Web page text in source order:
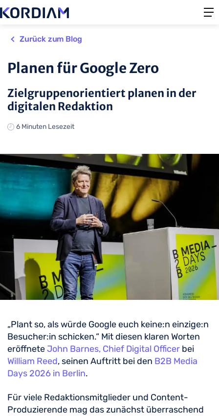
Zurück zum Blog
Planen für Google Zero
Zielgruppenorientiert planen in der
digitalen Redaktion
6 Minuten Lesezeit
„Plant so, als würde Google euch keine:n einzige:n
Besucher:in schicken.“ Mit diesen klaren Worten
eröffneteJohn Barnes, Chief Digital Officer bei
William Reed, seinen Auftritt bei den B2B Media
Days 2026 in Berlin.
Für viele Redaktionsmitglieder und Content-
Produzierende mag das zunächst überraschend